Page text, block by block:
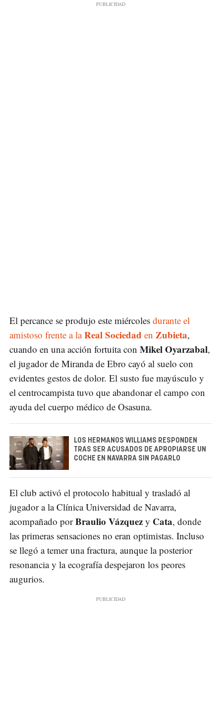
El percance se produjo este miércoles durante el
amistoso frente a laReal Sociedad en Zubieta,
cuando en una acción fortuita con Mikel Oyarzabal,
el jugador de Miranda de Ebro cayó al suelo con
evidentes gestos de dolor. El susto fue mayúsculo y
el centrocampista tuvo que abandonar el campo con
ayuda del cuerpo médico de Osasuna.
LOS HERMANOS WILLIAMS RESPONDEN
TRAS SER ACUSADOS DE APROPIARSE UN
COCHE EN NAVARRA SIN PAGARLO
El club activó el protocolo habitual y trasladó al
jugador a la Clínica Universidad de Navarra,
acompañado porBraulio Vázquez y Cata, donde
las primeras sensaciones no eran optimistas. Incluso
se llegó a temer una fractura, aunque la posterior
resonancia y la ecografía despejaron los peores
augurios.